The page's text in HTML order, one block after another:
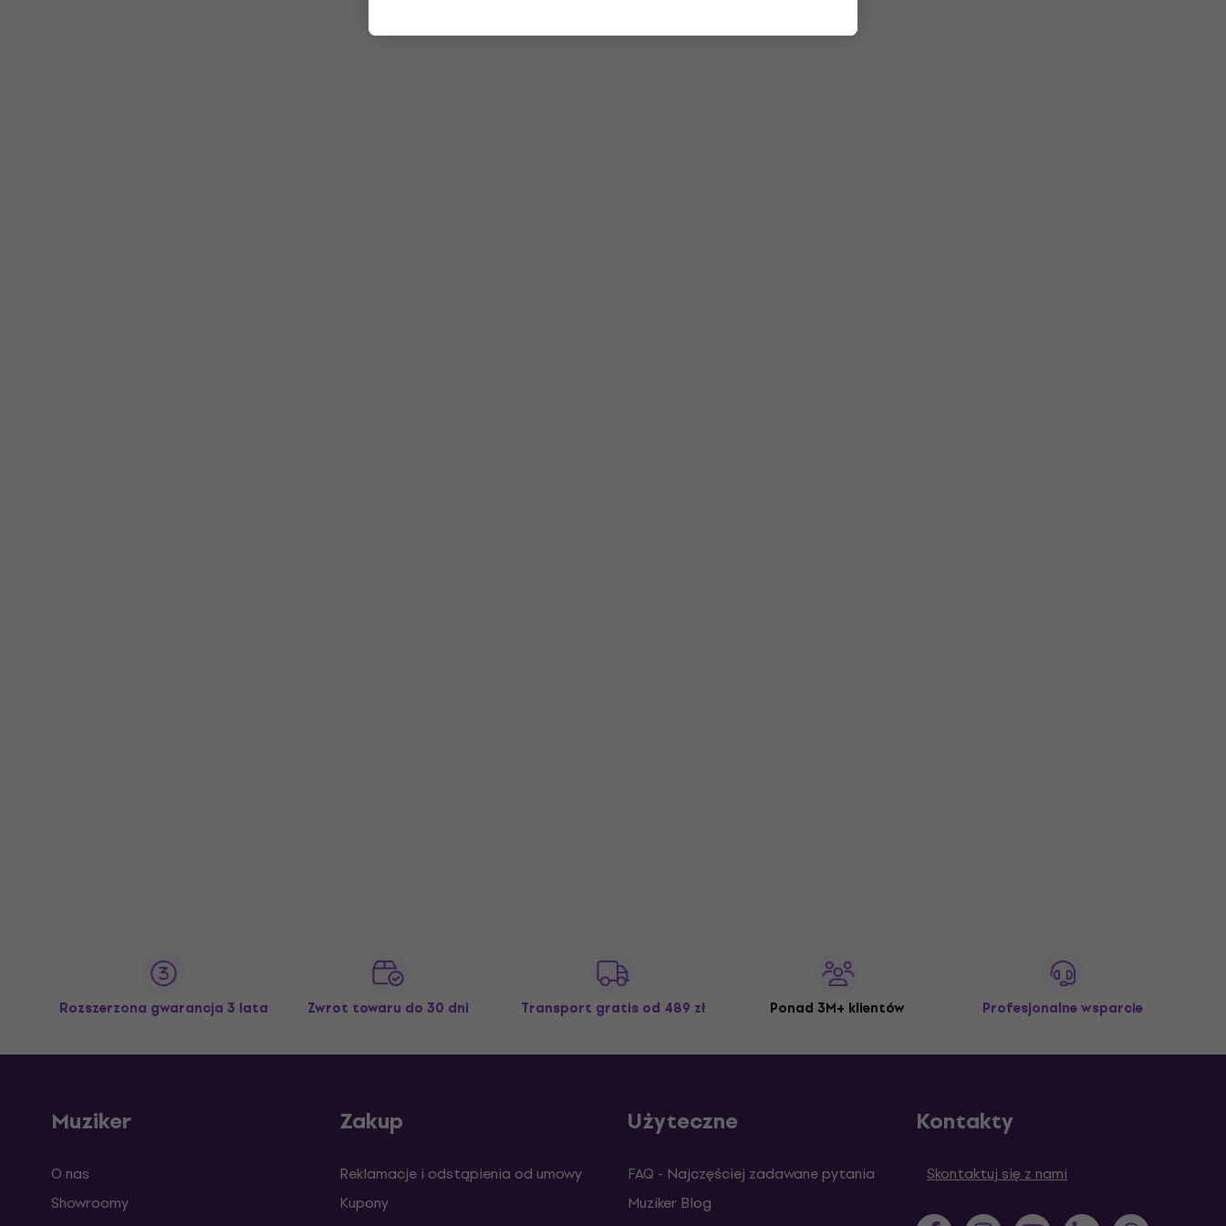
Rozszerzona gwarancja 3 lata Zwrot towaru do 30 dni Transport gratis od 489 zł Ponad 3M+ klientów Profesjonalne wsparcie
Muziker
O nas
Showroomy
Zakup
Reklamacje i odstąpienia od umowy
Kupony
Użyteczne
FAQ - Najczęściej zadawane pytania
Muziker Blog
Kontakty
Skontaktuj się z nami